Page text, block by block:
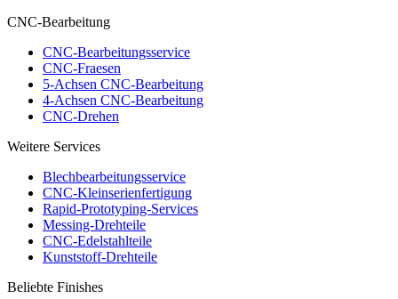
CNC-Bearbeitung
CNC-Bearbeitungsservice
CNC-Fraesen
5-Achsen CNC-Bearbeitung
4-Achsen CNC-Bearbeitung
CNC-Drehen
Weitere Services
Blechbearbeitungsservice
CNC-Kleinserienfertigung
Rapid-Prototyping-Services
Messing-Drehteile
CNC-Edelstahlteile
Kunststoff-Drehteile
Beliebte Finishes